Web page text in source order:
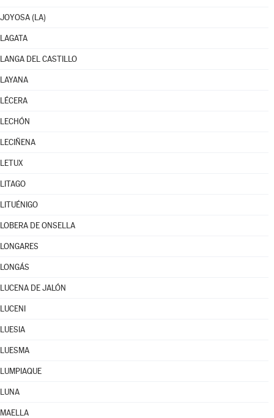
JOYOSA (LA)
LAGATA
LANGA DEL CASTILLO
LAYANA
LÉCERA
LECHÓN
LECIÑENA
LETUX
LITAGO
LITUÉNIGO
LOBERA DE ONSELLA
LONGARES
LONGÁS
LUCENA DE JALÓN
LUCENI
LUESIA
LUESMA
LUMPIAQUE
LUNA
MAELLA